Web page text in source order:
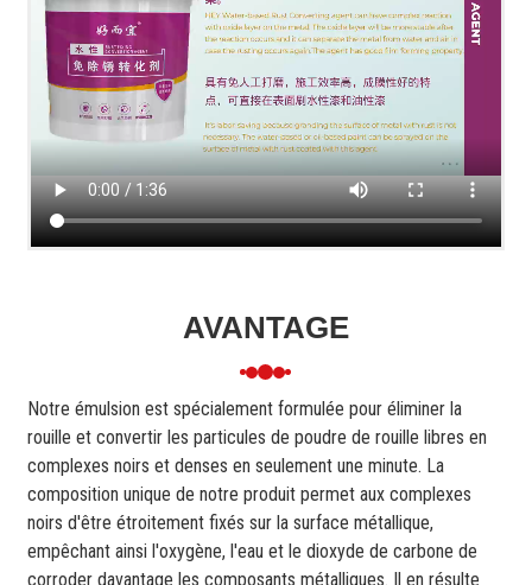
AVANTAGE
Notre émulsion est spécialement formulée pour éliminer la
rouille et convertir les particules de poudre de rouille libres en
complexes noirs et denses en seulement une minute. La
composition unique de notre produit permet aux complexes
noirs d'être étroitement fixés sur la surface métallique,
empêchant ainsi l'oxygène, l'eau et le dioxyde de carbone de
corroder davantage les composants métalliques. Il en résulte